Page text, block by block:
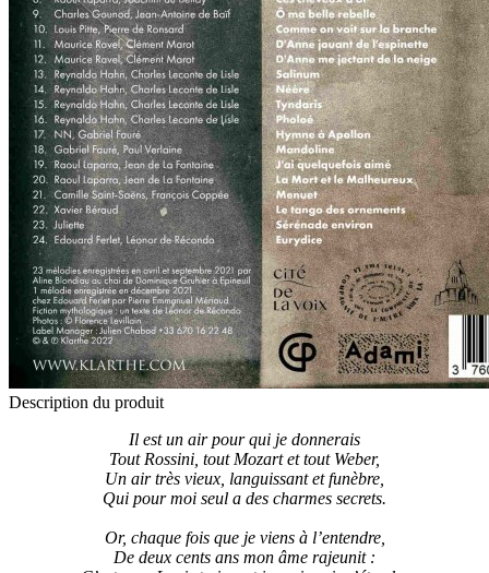
Description du produit
Il est un air pour qui je donnerais
Tout Rossini, tout Mozart et tout Weber,
Un air très vieux, languissant et funèbre,
Qui pour moi seul a des charmes secrets.
Or, chaque fois que je viens à l’entendre,
De deux cents ans mon âme rajeunit :